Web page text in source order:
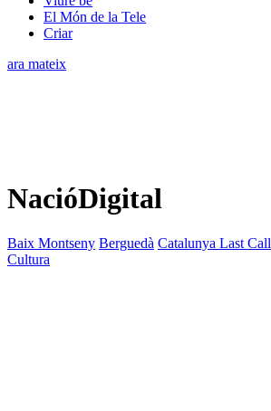
El Món de la Tele
Criar
ara mateix
NacióDigital
Baix Montseny Berguedà Catalunya Last Call
Cultura